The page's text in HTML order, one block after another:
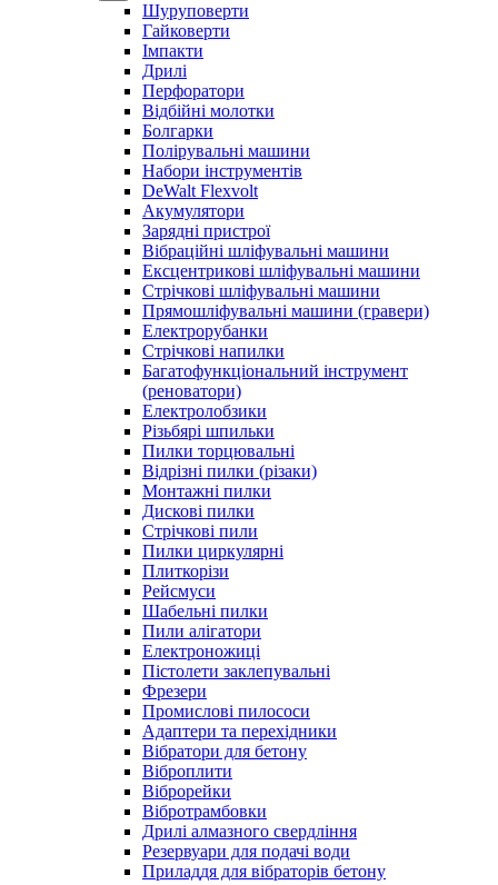
Шуруповерти
Гайковерти
Імпакти
Дрилі
Перфоратори
Відбійні молотки
Болгарки
Полірувальні машини
Набори інструментів
DeWalt Flexvolt
Акумулятори
Зарядні пристрої
Вібраційні шліфувальні машини
Ексцентрикові шліфувальні машини
Стрічкові шліфувальні машини
Прямошліфувальні машини (гравери)
Електрорубанки
Стрічкові напилки
Багатофункціональний інструмент
(реноватори)
Електролобзики
Різьбярі шпильки
Пилки торцювальні
Відрізні пилки (різаки)
Монтажні пилки
Дискові пилки
Стрічкові пили
Пилки циркулярні
Плиткорізи
Рейсмуси
Шабельні пилки
Пили алігатори
Електроножиці
Пістолети заклепувальні
Фрезери
Промислові пилососи
Адаптери та перехідники
Вібратори для бетону
Віброплити
Віброрейки
Вібротрамбовки
Дрилі алмазного свердління
Резервуари для подачі води
Приладдя для вібраторів бетону